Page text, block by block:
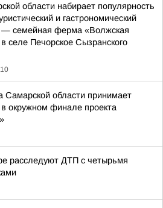
области набирает популярность
и гастрономический
семейная ферма «Волжская
в селе Печорское Сызранского
Самарской области принимает
в окружном финале проекта
расследуют ДТП с четырьмя